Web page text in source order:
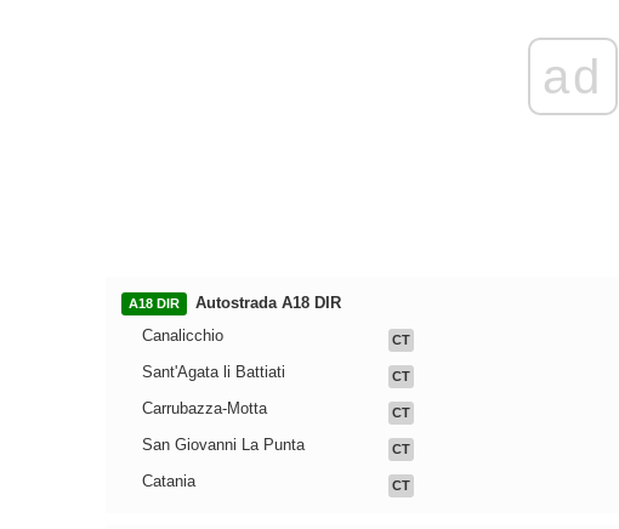
ad
A18 DIR
Autostrada A18 DIR
Canalicchio
CT
Sant'Agata li Battiati CT
Carrubazza-Motta CT
San Giovanni La Punta CT
Catania CT